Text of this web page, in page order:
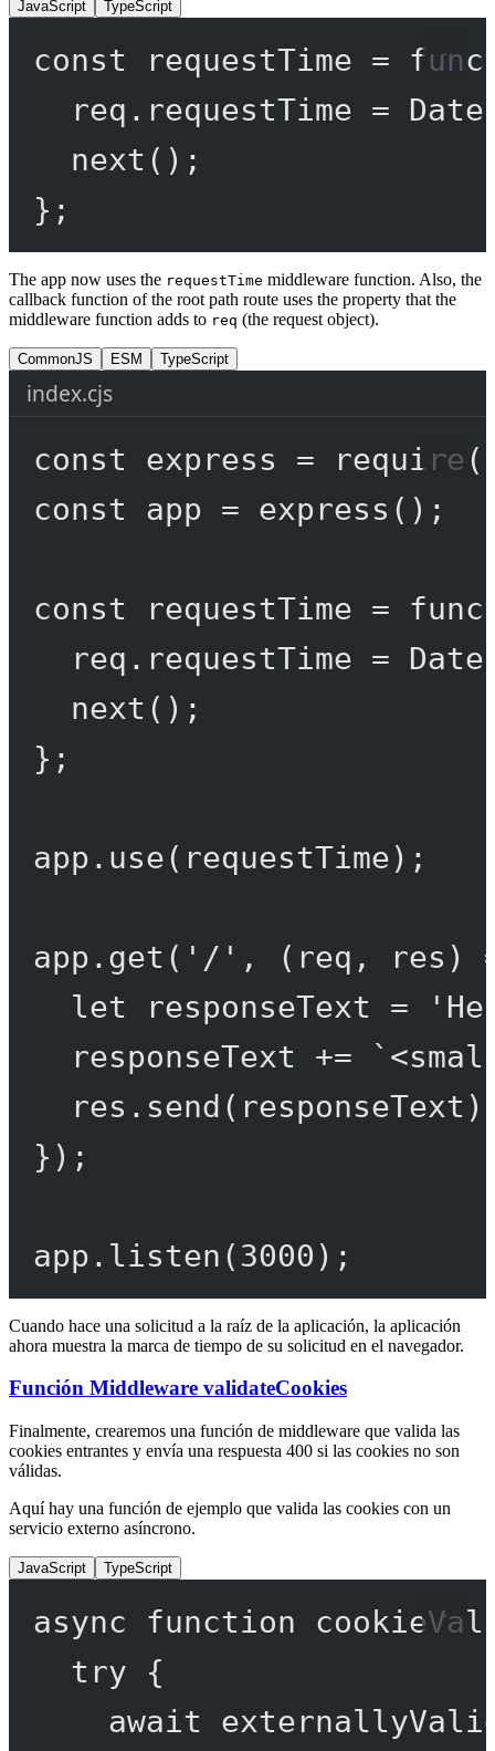
JavaScript TypeScript
const requestTime =
req.requestTime =
next ();
};
The app now uses the requestTime middleware function. Also, the
callback function of the root path route uses the property that the
middleware function adds to req (the request object).
CommonJS ESM TypeScript
index.cjs
const express = require (
const
app = express ();
const requestTime =
req.requestTime =
next ();
};
app. use(requestTime);
app. get ( '/' , ( req , res )
let responseText =
responseText +=
res. send
});
app. listen (3000 );
Cuando hace una solicitud a la raíz de la aplicación, la aplicación
ahora muestra la marca de tiempo de su solicitud en el navegador.
Función Middleware validateCookies
Finalmente, crearemos una función de middleware que valida las
cookies entrantes y envía una respuesta 400 si las cookies no son
válidas.
Aquí hay una función de ejemplo que valida las cookies con un
servicio externo asíncrono.
JavaScript TypeScript
async function
try {
await